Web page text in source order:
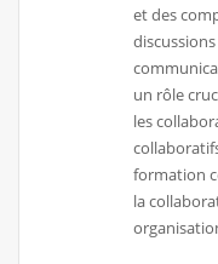
et des
un rôle
les
formation
la